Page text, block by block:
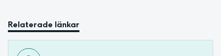
Relaterade länkar